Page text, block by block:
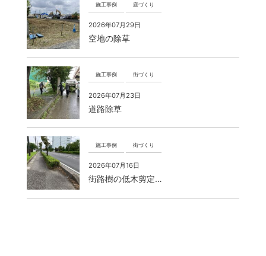
施工事例 庭づくり
2026年07月29日
空地の除草
施工事例 街づくり
2026年07月23日
道路除草
施工事例 街づくり
2026年07月16日
街路樹の低木剪定…